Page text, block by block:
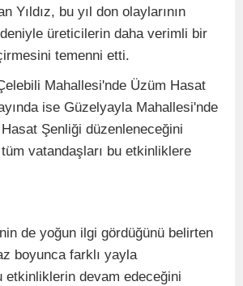
Yıldız, bu yıl don olaylarının
üreticilerin daha verimli bir
temenni etti.
Mahallesi'nde Üzüm Hasat
ise Güzelyayla Mahallesi'nde
Hasat Şenliği düzenleneceğini
tüm vatandaşları bu etkinliklere
de yoğun ilgi gördüğünü belirten
boyunca farklı yayla
etkinliklerin devam edeceğini